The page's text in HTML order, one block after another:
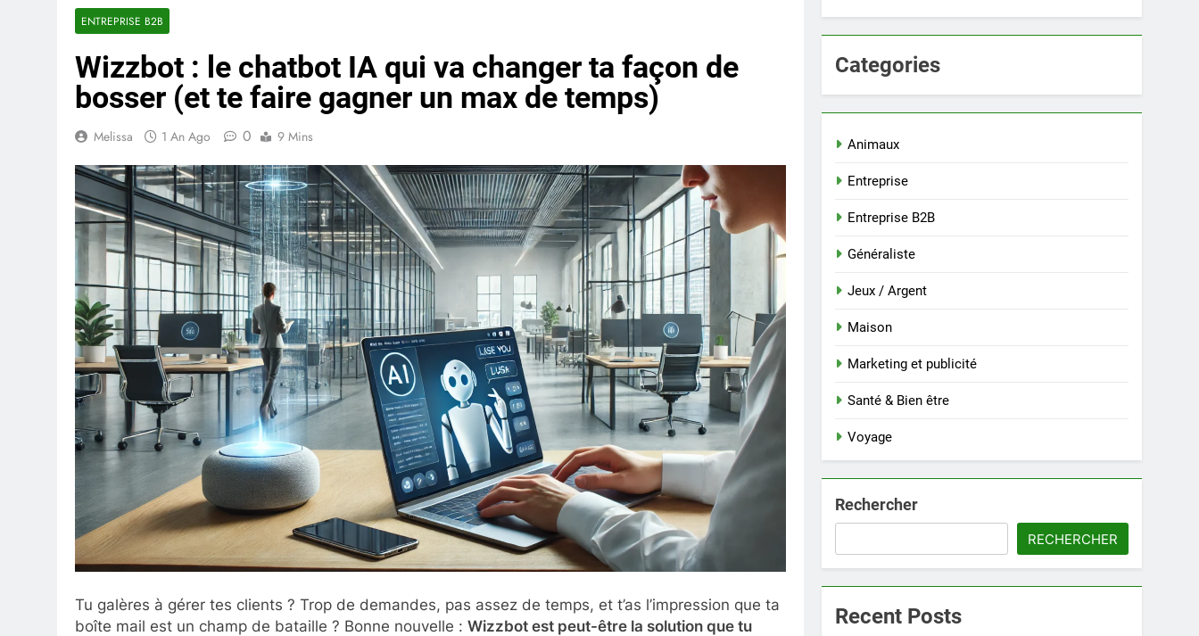
ENTREPRISE B2B
Wizzbot : le chatbot IA qui va changer ta façon de
bosser (et te faire gagner un max de temps)
Melissa 1 An Ago 0 9 Mins
Tu galères à gérer tes clients ? Trop de demandes, pas assez de temps, et t’as l’impression que ta
boîte mail est un champ de bataille ? Bonne nouvelle : Wizzbot est peut-être la solution que tu
Categories
Animaux
Entreprise
Entreprise B2B
Généraliste
Jeux / Argent
Maison
Marketing et publicité
Santé & Bien être
Voyage
Rechercher
RECHERCHER
Recent Posts